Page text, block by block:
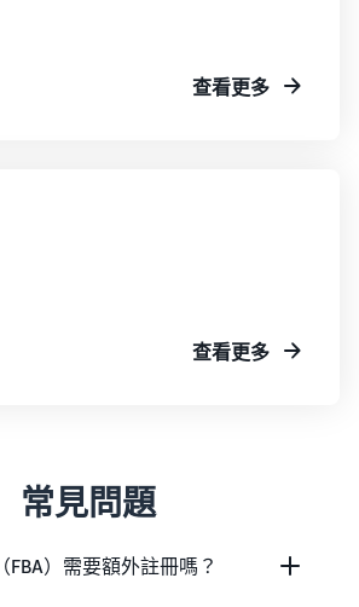
查看更多
查看更多
常見問題
）需要額外註冊嗎？